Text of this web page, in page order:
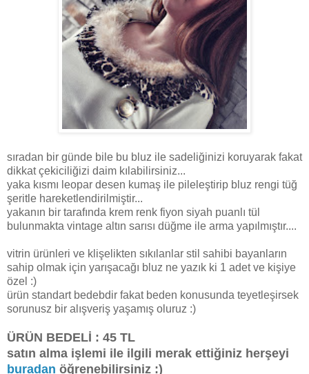
sıradan bir günde bile bu bluz ile sadeliğinizi koruyarak fakat
dikkat çekiciliğizi daim kılabilirsiniz...
yaka kısmı leopar desen kumaş ile pileleştirip bluz rengi tüğ
şeritle hareketlendirilmiştir...
yakanın bir tarafında krem renk fiyon siyah puanlı tül
bulunmakta vintage altın sarısı düğme ile arma yapılmıştır....
vitrin ürünleri ve klişelikten sıkılanlar stil sahibi bayanların
sahip olmak için yarışacağı bluz ne yazık ki 1 adet ve kişiye
özel :)
ürün standart bedebdir fakat beden konusunda teyetleşirsek
sorunusz bir alışveriş yaşamış oluruz :)
ÜRÜN BEDELİ : 45 TL
satın alma işlemi ile ilgili merak ettiğiniz herşeyi
buradan öğrenebilirsiniz :)